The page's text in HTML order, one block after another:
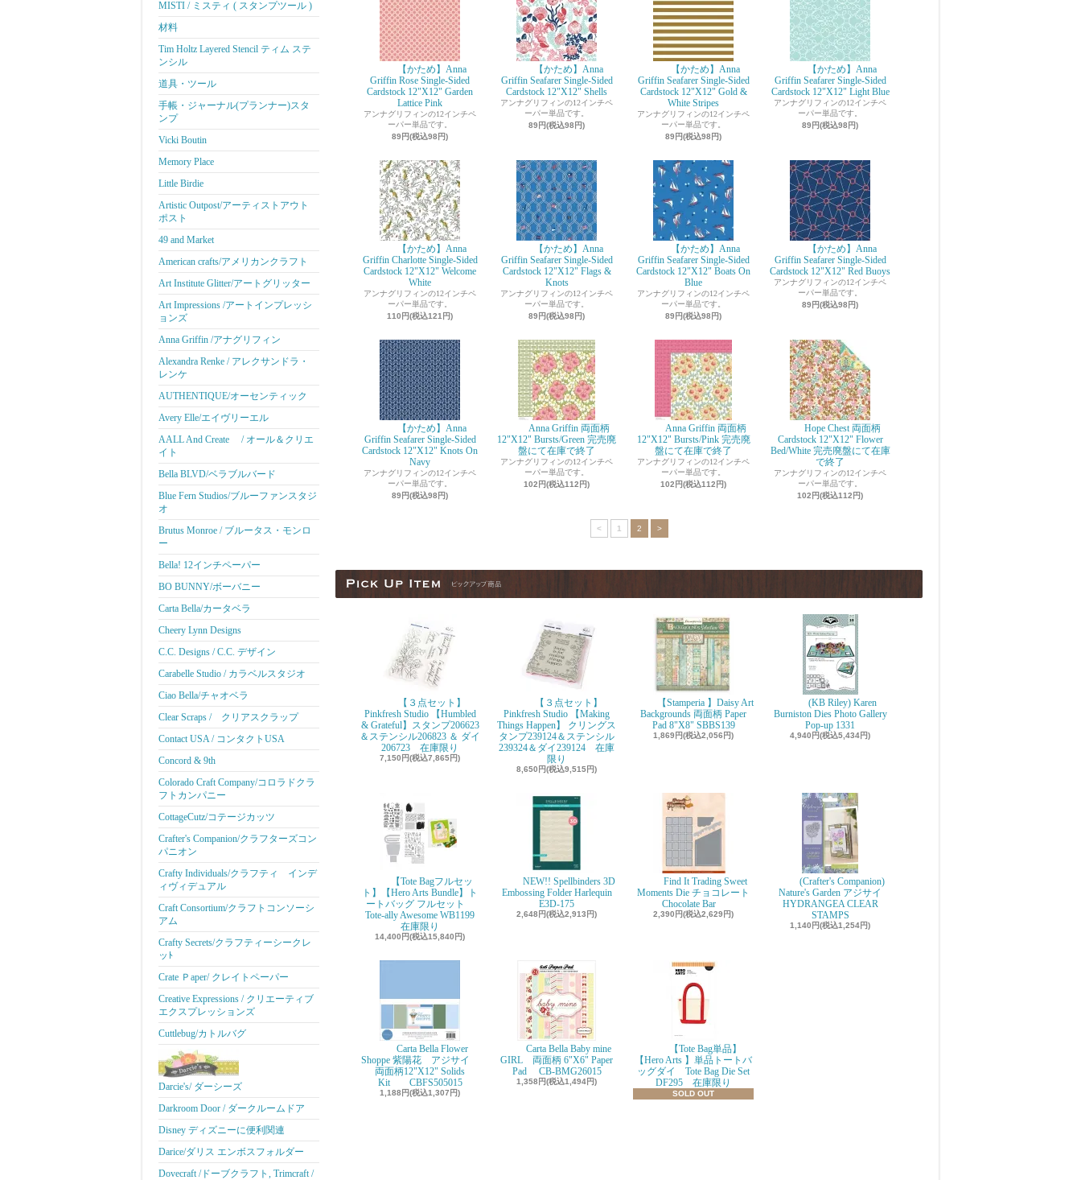
MISTI / ミスティ ( スタンプツール )
材料
Tim Holtz Layered Stencil ティム ステ
ンシル
道具・ツール
手帳・ジャーナル(プランナー)スタ
ンプ
Vicki Boutin
Memory Place
Little Birdie
Artistic Outpost/アーティストアウト
ポスト
49 and Market
American crafts/アメリカンクラフト
Art Institute Glitter/アートグリッター
Art Impressions /アートインプレッシ
ョンズ
Anna Griffin /アナグリフィン
Alexandra Renke / アレクサンドラ・
レンケ
AUTHENTIQUE/オーセンティック
Avery Elle/エイヴリーエル
AALL And Create / オール＆クリエ
イト
Bella BLVD/ベラブルバード
Blue Fern Studios/ブルーファンスタジ
オ
Brutus Monroe / ブルータス・モンロ
ー
Bella! 12インチペーパー
BO BUNNY/ボーバニー
Carta Bella/カータベラ
Cheery Lynn Designs
C.C. Designs / C.C. デザイン
Carabelle Studio / カラベルスタジオ
Ciao Bella/チャオベラ
Clear Scraps / クリアスクラップ
Contact USA / コンタクトUSA
Concord & 9th
Colorado Craft Company/コロラドクラ
フトカンパニー
CottageCutz/コテージカッツ
Crafter's Companion/クラフターズコン
パニオン
Crafty Individuals/クラフティ インデ
ィヴィデュアル
Craft Consortium/クラフトコンソーシ
アム
Crafty Secrets/クラフティーシークレ
ッﾄ
Crate Ｐaper/ クレイトペーパー
Creative Expressions / クリエーティブ
エクスプレッションズ
Cuttlebug/カトルバグ
Darcie's/ ダーシーズ
Darkroom Door / ダークルームドア
Disney ディズニーに便利関連
Darice/ダリス エンボスフォルダー
Dovecraft /ドーブクラフト, Trimcraft /
【かため】Anna
Griffin Rose Single-Sided
Cardstock 12"X12" Garden
Lattice Pink
アンナグリフィンの12インチペ
ーパー単品です。
89円(税込98円)
【かため】Anna
Griffin Seafarer Single-Sided
Cardstock 12"X12" Shells
アンナグリフィンの12インチペ
ーパー単品です。
89円(税込98円)
【かため】Anna
Griffin Seafarer Single-Sided
Cardstock 12"X12" Gold &
White Stripes
アンナグリフィンの12インチペ
ーパー単品です。
89円(税込98円)
【かため】Anna
Griffin Seafarer Single-Sided
Cardstock 12"X12" Light Blue
アンナグリフィンの12インチペ
ーパー単品です。
89円(税込98円)
【かため】Anna
Griffin Charlotte Single-Sided
Cardstock 12"X12" Welcome
White
アンナグリフィンの12インチペ
ーパー単品です。
110円(税込121円)
【かため】Anna
Griffin Seafarer Single-Sided
Cardstock 12"X12" Flags &
Knots
アンナグリフィンの12インチペ
ーパー単品です。
89円(税込98円)
【かため】Anna
Griffin Seafarer Single-Sided
Cardstock 12"X12" Boats On
Blue
アンナグリフィンの12インチペ
ーパー単品です。
89円(税込98円)
【かため】Anna
Griffin Seafarer Single-Sided
Cardstock 12"X12" Red Buoys
アンナグリフィンの12インチペ
ーパー単品です。
89円(税込98円)
【かため】Anna
Griffin Seafarer Single-Sided
Cardstock 12"X12" Knots On
Navy
アンナグリフィンの12インチペ
ーパー単品です。
89円(税込98円)
Anna Griffin 両面柄
12"X12" Bursts/Green 完売廃
盤にて在庫で終了
アンナグリフィンの12インチペ
ーパー単品です。
102円(税込112円)
Anna Griffin 両面柄
12"X12" Bursts/Pink 完売廃
盤にて在庫で終了
アンナグリフィンの12インチペ
ーパー単品です。
102円(税込112円)
Hope Chest 両面柄
Cardstock 12"X12" Flower
Bed/White 完売廃盤にて在庫
で終了
アンナグリフィンの12インチペ
ーパー単品です。
102円(税込112円)
< 1 2 >
【３点セット】
Pinkfresh Studio 【Humbled
& Grateful】スタンプ206623
＆ステンシル206823 ＆ ダイ
206723 在庫限り
7,150円(税込7,865円)
【３点セット】
Pinkfresh Studio 【Making
Things Happen】 クリングス
タンプ239124＆ステンシル
239324＆ダイ239124 在庫
限り
8,650円(税込9,515円)
【Stamperia 】Daisy Art
Backgrounds 両面柄 Paper
Pad 8"X8" SBBS139
1,869円(税込2,056円)
(KB Riley) Karen
Burniston Dies Photo Gallery
Pop-up 1331
4,940円(税込5,434円)
【Tote Bagフルセッ
ト】【Hero Arts Bundle】ト
ートバッグ フルセット
Tote-ally Awesome WB1199
在庫限り
14,400円(税込15,840円)
NEW!! Spellbinders 3D
Embossing Folder Harlequin
E3D-175
2,648円(税込2,913円)
Find It Trading Sweet
Moments Die チョコレート
Chocolate Bar
2,390円(税込2,629円)
(Crafter's Companion)
Nature's Garden アジサイ
HYDRANGEA CLEAR
STAMPS
1,140円(税込1,254円)
Carta Bella Flower
Shoppe 紫陽花 アジサイ
両面柄12"X12" Solids
Kit CBFS505015
1,188円(税込1,307円)
Carta Bella Baby mine
GIRL 両面柄 6"X6" Paper
Pad CB-BMG26015
1,358円(税込1,494円)
【Tote Bag単品】
【Hero Arts 】単品トートバ
ッグダイ Tote Bag Die Set
DF295 在庫限り
SOLD OUT